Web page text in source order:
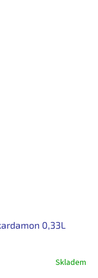
0,33L
Skladem